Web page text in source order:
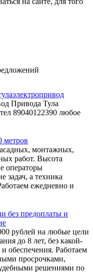
Привода Тула
89040122390 любое
метров
монтажных,
работ. Высота
операторы
задач, а техника
ежедневно и
без предоплаты и
рублей на любые цели
до 8 лет, без какой-
обеспечения. Работаем
просрочками,
решениями по